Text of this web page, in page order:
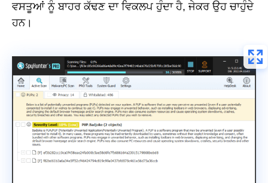
ਵਸਤੂਆਂ ਨੂੰ ਬਾਹਰ ਕੱਢਣ ਦਾ ਵਿਕਲਪ ਹੁੰਦਾ ਹੈ, ਜੇਕਰ ਉਹ ਚਾਹੁੰਦੇ
ਹਨ।